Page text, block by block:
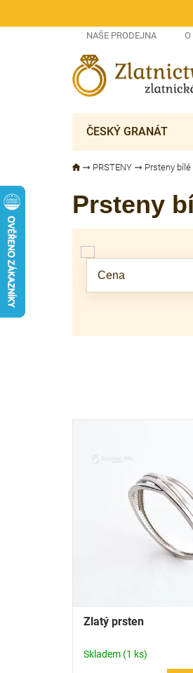
NAŠE PRODEJNA O
ČESKÝ GRANÁT
PRSTENY Prsteny bílé
Prsteny
Cena
ů
Zlatý prsten
Skladem (1 ks)